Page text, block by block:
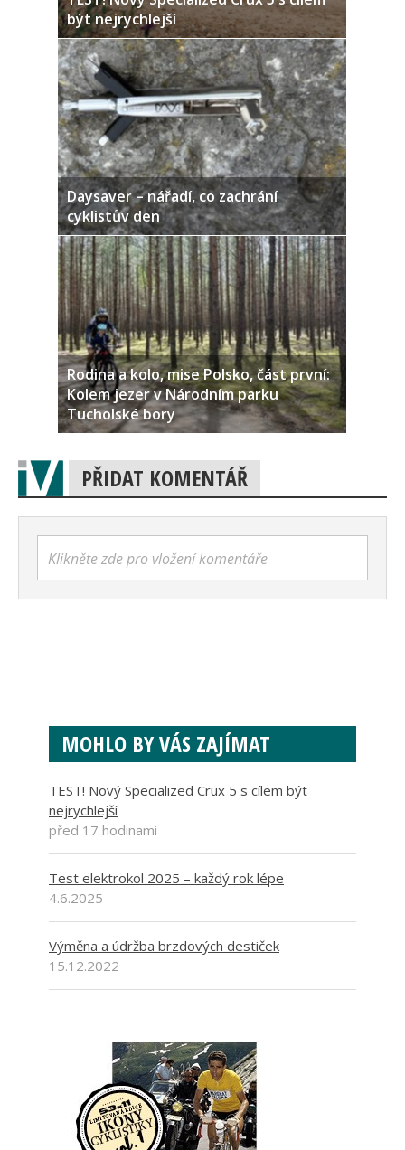
být nejrychlejší
Daysaver – nářadí, co zachrání
cyklistův den
Rodina a kolo, mise Polsko, část první:
Kolem jezer v Národním parku
Tucholské bory
PŘIDAT KOMENTÁŘ
Klikněte zde pro vložení komentáře
MOHLO BY VÁS ZAJÍMAT
TEST! Nový Specialized Crux 5 s cílem být
nejrychlejší
před 17 hodinami
Test elektrokol 2025 – každý rok lépe
4.6.2025
Výměna a údržba brzdových destiček
15.12.2022